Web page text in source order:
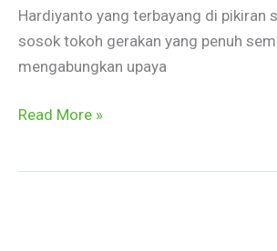
Hardiyanto yang terbayang di pikiran
sosok tokoh gerakan yang penuh
mengabungkan upaya
Read More »